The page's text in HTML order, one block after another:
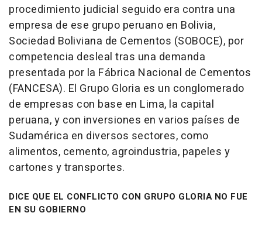
procedimiento judicial seguido era contra una
empresa de ese grupo peruano en Bolivia,
Sociedad Boliviana de Cementos (SOBOCE), por
competencia desleal tras una demanda
presentada por la Fábrica Nacional de Cementos
(FANCESA). El Grupo Gloria es un conglomerado
de empresas con base en Lima, la capital
peruana, y con inversiones en varios países de
Sudamérica en diversos sectores, como
alimentos, cemento, agroindustria, papeles y
cartones y transportes.
DICE QUE EL CONFLICTO CON GRUPO GLORIA NO FUE
EN SU GOBIERNO